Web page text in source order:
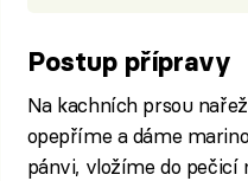
Postup přípravy
Na kachních prsou
opepříme a dáme
pánvi, vložíme do